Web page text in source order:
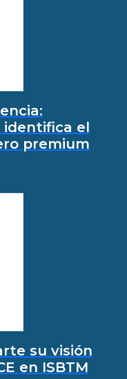
identifica el
premium
su visión
en ISBTM